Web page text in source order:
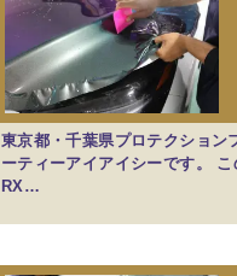
東京都・千葉県プロテクショ
ーティーアイアイシーです。
RX…